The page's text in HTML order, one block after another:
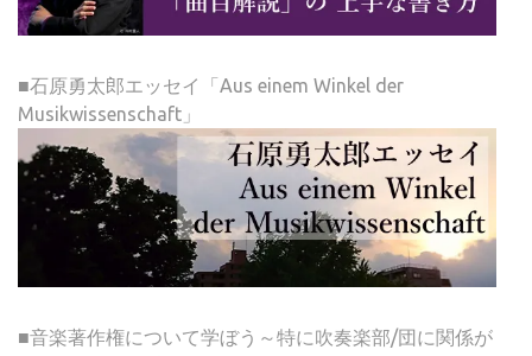
■石原勇太郎エッセイ「Aus einem Winkel der
Musikwissenschaft」
■音楽著作権について学ぼう～特に吹奏楽部/団に関係が